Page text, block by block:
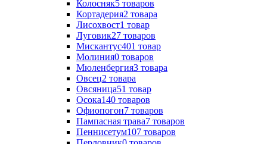
Колосняк5 товаров
Кортадерия2 товара
Лисохвост1 товар
Луговик27 товаров
Мискантус401 товар
Молиния0 товаров
Мюленбергия3 товара
Овсец2 товара
Овсяница51 товар
Осока140 товаров
Офиопогон7 товаров
Пампасная трава7 товаров
Пеннисетум107 товаров